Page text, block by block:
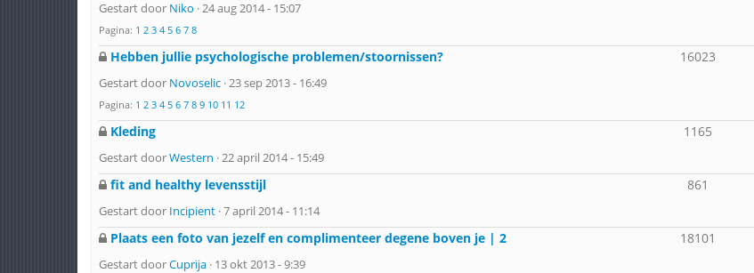
Gestart door Niko · 24 aug 2014 - 15:07
Pagina: 1 2 3 4 5 6 7 8
Hebben jullie psychologische problemen/stoornissen?
Gestart door Novoselic · 23 sep 2013 - 16:49
Pagina: 1 2 3 4 5 6 7 8 9 10 11 12
16023
Kleding
Gestart doorWestern · 22 april 2014 - 15:49
1165
fit and healthy levensstijl
Gestart door Incipient · 7 april 2014 - 11:14
861
Plaats een foto van jezelf en complimenteer degene boven je | 2
Gestart doorCuprija · 13 okt 2013 - 9:39
18101